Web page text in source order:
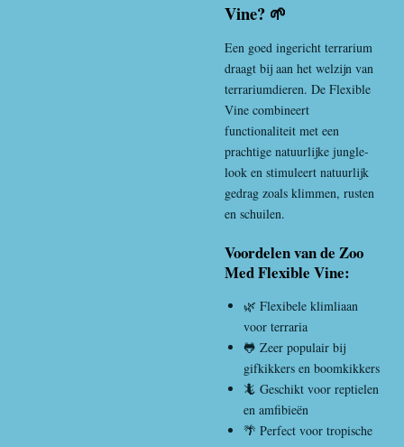
Vine? 🌱
Een goed ingericht terrarium
draagt bij aan het welzijn van
terrariumdieren. De Flexible
Vine combineert
functionaliteit met een
prachtige natuurlijke jungle-
look en stimuleert natuurlijk
gedrag zoals klimmen, rusten
en schuilen.
Voordelen van de Zoo
Med Flexible Vine:
🌿 Flexibele klimliaan
voor terraria
🐸 Zeer populair bij
gifkikkers en boomkikkers
🦎 Geschikt voor reptielen
en amfibieën
🌴 Perfect voor tropische